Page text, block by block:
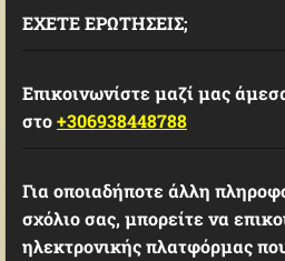
ΕΧΕΤΕ ΕΡΩΤΗΣΕΙΣ;
Επικοινωνίστε μαζί μας
στο+306938448788
Για οποιαδήποτε άλλη
σχόλιο σας, μπορείτε να
ηλεκτρονικής πλατφόρμας